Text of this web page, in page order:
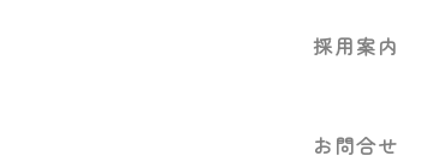
採用案内
お問合せ